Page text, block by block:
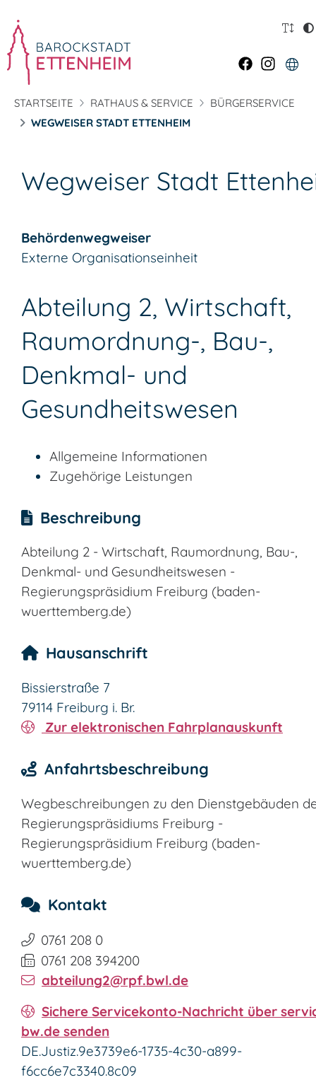
STARTSEITE RATHAUS & SERVICE
BÜRGERSERVICE
WEGWEISER STADT ETTENHEIM
Wegweiser Stadt
Behördenwegweiser
Externe Organisationseinheit
Abteilung 2, Wirtschaft,
Raumordnung-, Bau-,
Denkmal- und
Gesundheitswesen
Allgemeine Informationen
Zugehörige Leistungen
Beschreibung
Abteilung 2 - Wirtschaft, Raumordnung, Bau-,
Denkmal- und Gesundheitswesen -
Regierungspräsidium Freiburg (baden-
wuerttemberg.de)
Hausanschrift
Bissierstraße 7
79114 Freiburg i. Br.
Zur elektronischen Fahrplanauskunft
Anfahrtsbeschreibung
Wegbeschreibungen zu den Dienstgebäuden
Regierungspräsidiums Freiburg -
Regierungspräsidium Freiburg (baden-
wuerttemberg.de)
Kontakt
0761 208 0
0761 208 394200
abteilung2@rpf.bwl.de
Sichere Servicekonto-Nachricht über
bw.de senden
DE.Justiz.9e3739e6-1735-4c30-a899-
f6cc6e7c3340.8c09